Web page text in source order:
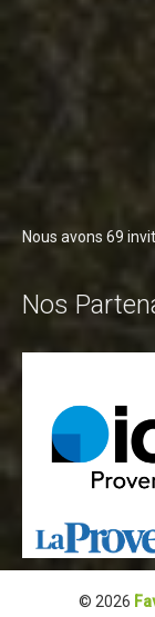
Nous avons 69
Nos
© 2026